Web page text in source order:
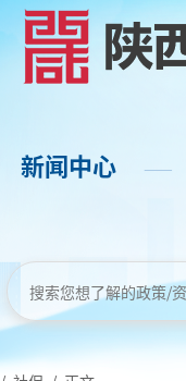
新闻中心 ——